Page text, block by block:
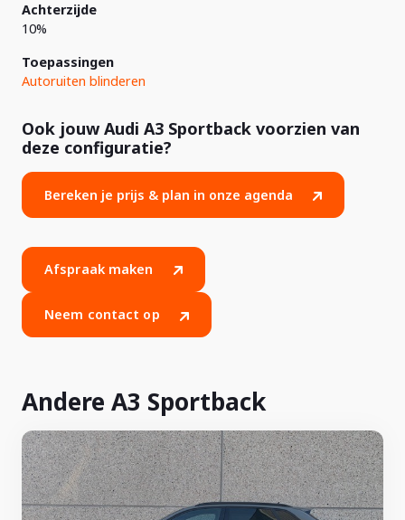
Achterzijde
10%
Toepassingen
Autoruiten blinderen
Ook jouw Audi A3 Sportback voorzien van
deze configuratie?
Bereken je prijs & plan in onze agenda
Afspraak maken
Neem contact op
Andere A3 Sportback